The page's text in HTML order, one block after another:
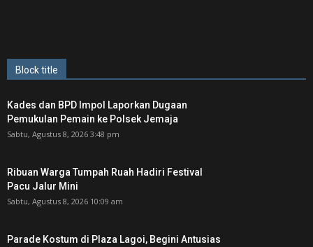
Block title
Kades dan BPD Impol Laporkan Dugaan
Pemukulan Pemain ke Polsek Jemaja
Sabtu, Agustus 8, 2026 3:48 pm
Ribuan Warga Tumpah Ruah Hadiri Festival
Pacu Jalur Mini
Sabtu, Agustus 8, 2026 10:09 am
Parade Kostum di Plaza Lagoi, Begini Antusias